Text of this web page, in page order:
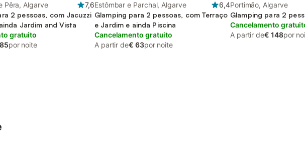
Pêra, Algarve
7,6
2 pessoas, com Jacuzzi
Jardim and Vista
gratuito
por noite
Estômbar e Parchal, Algarve
6,4
Glamping para 2 pessoas, com Terraço
e Jardim e ainda Piscina
Cancelamento gratuito
A partir de€ 63por noite
Portimão, Algarve
Glamping para 2
Cancelamento
A partir de€ 148por